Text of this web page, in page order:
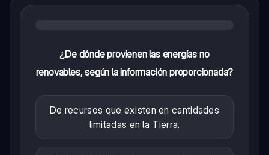
¿De dónde provienen las energías no
renovables, según la información proporcionada?
De recursos que existen en cantidades
limitadas en la Tierra.